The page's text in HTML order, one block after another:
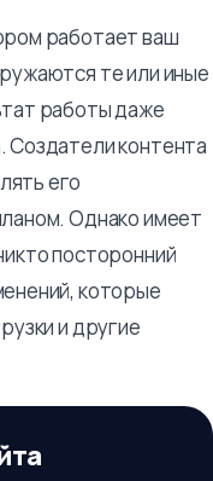
работает ваш
те или иные
работы даже
Создатели контента
его
Однако имеет
посторонний
которые
и другие